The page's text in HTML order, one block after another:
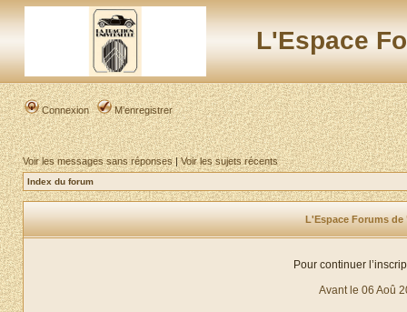
L'Espace
Connexion M’enregistrer
Voir les messages sans réponses|Voir les sujets récents
Index du forum
L'Espace Forums
Pour continuer
Avant le 06 Aoû